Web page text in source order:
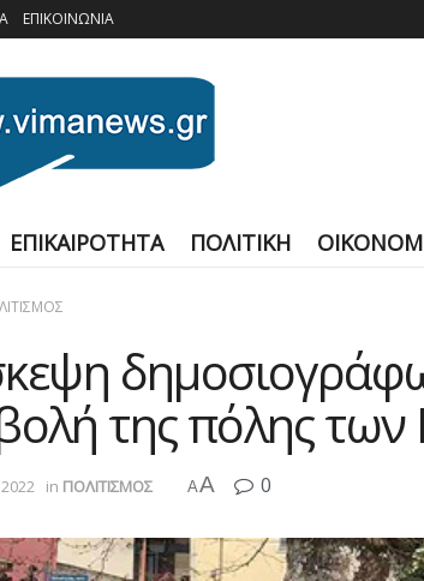
ΕΠΙΚΟΙΝΩΝΙΑ
ΕΠΙΚΑΙΡΟΤΗΤΑ ΠΟΛΙΤΙΚΗ
της πόλης των
in ΠΟΛΙΤΙΣΜΟΣ AA 0